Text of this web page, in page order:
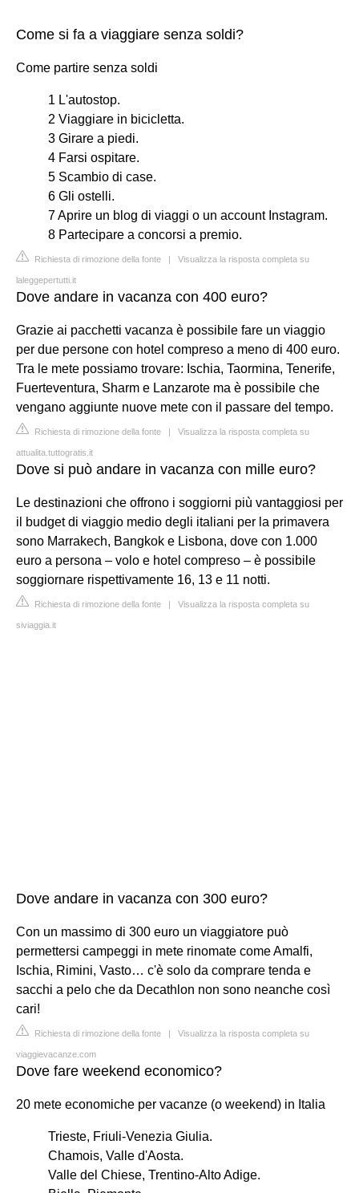
Come si fa a viaggiare senza soldi?
Come partire senza soldi
1 L'autostop.
2 Viaggiare in bicicletta.
3 Girare a piedi.
4 Farsi ospitare.
5 Scambio di case.
6 Gli ostelli.
7 Aprire un blog di viaggi o un account Instagram.
8 Partecipare a concorsi a premio.
Richiesta di rimozione della fonte | Visualizza la risposta completa su
laleggepertutti.it
Dove andare in vacanza con 400 euro?
Grazie ai pacchetti vacanza è possibile fare un viaggio
per due persone con hotel compreso a meno di 400 euro.
Tra le mete possiamo trovare: Ischia, Taormina, Tenerife,
Fuerteventura, Sharm e Lanzarote ma è possibile che
vengano aggiunte nuove mete con il passare del tempo.
Richiesta di rimozione della fonte | Visualizza la risposta completa su
attualita.tuttogratis.it
Dove si può andare in vacanza con mille euro?
Le destinazioni che offrono i soggiorni più vantaggiosi per
il budget di viaggio medio degli italiani per la primavera
sono Marrakech, Bangkok e Lisbona, dove con 1.000
euro a persona – volo e hotel compreso – è possibile
soggiornare rispettivamente 16, 13 e 11 notti.
Richiesta di rimozione della fonte | Visualizza la risposta completa su
siviaggia.it
Dove andare in vacanza con 300 euro?
Con un massimo di 300 euro un viaggiatore può
permettersi campeggi in mete rinomate come Amalfi,
Ischia, Rimini, Vasto… c'è solo da comprare tenda e
sacchi a pelo che da Decathlon non sono neanche così
cari!
Richiesta di rimozione della fonte | Visualizza la risposta completa su
viaggievacanze.com
Dove fare weekend economico?
20 mete economiche per vacanze (o weekend) in Italia
Trieste, Friuli-Venezia Giulia.
Chamois, Valle d'Aosta.
Valle del Chiese, Trentino-Alto Adige.